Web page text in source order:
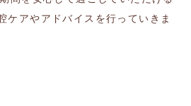
ケアやアドバイスを行っていきま